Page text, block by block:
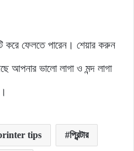
করে ফেলতে পারেন। শেয়ার করুন
আপনার ভালো লাগা ও মন্দ লাগা
tips প্রিন্টার